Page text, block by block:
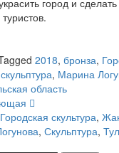
город и
2018, бронза,
, Марина
область
Городская скультура,
, Скульптура,